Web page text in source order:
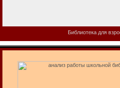
Библиотека для